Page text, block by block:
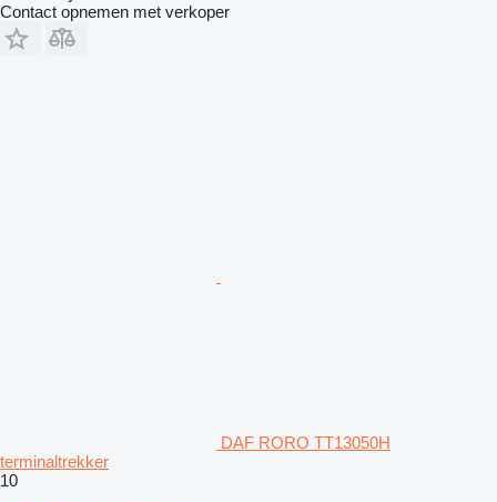
Contact opnemen met verkoper
DAF RORO TT13050H
terminaltrekker
10